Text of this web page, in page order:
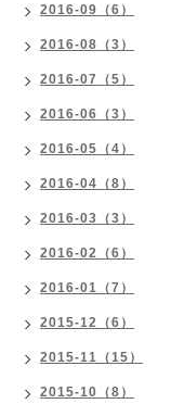
2016-09（6）
2016-08（3）
2016-07（5）
2016-06（3）
2016-05（4）
2016-04（8）
2016-03（3）
2016-02（6）
2016-01（7）
2015-12（6）
2015-11（15）
2015-10（8）